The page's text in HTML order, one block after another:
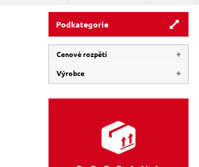
Podkategorie
Cenové rozpětí
22 Kč 3 660 Kč
Výrobce
(13)
BALLETO